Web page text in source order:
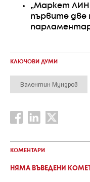
„Маркет
първите две
КЛЮЧОВИ ДУМИ
Валентин Мундров
КОМЕНТАРИ
НЯМА ВЪВЕДЕНИ